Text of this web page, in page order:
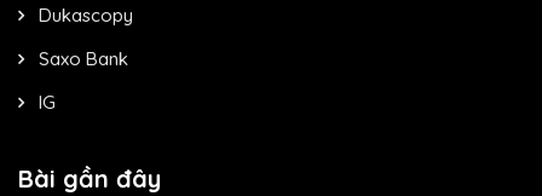
Dukascopy
Saxo Bank
IG
Bài gần đây